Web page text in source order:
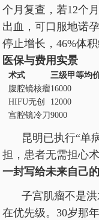
个月复查，若12个
出血，可口服地诺
停止增长，46%体
医保与费用实景
术式 三级甲等均
腹腔镜核瘤16000
HIFU无创
12000
宫腔镜冷刀9000
昆明已执行“单
担，患者无需担心
一封写给未来自己
子宫肌瘤不是
在优先级。30岁那